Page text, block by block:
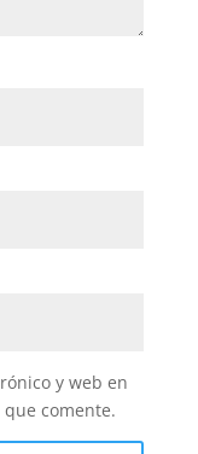
y web en
comente.